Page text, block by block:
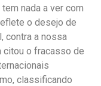
nada a ver com
o desejo de
contra a nossa
citou o fracasso de
classificando